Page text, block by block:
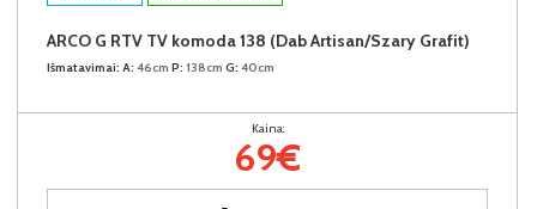
ARCO G RTV TV komoda 138 (Dab Artisan/Szary Grafit)
Išmatavimai: A: 46cm P: 138cm G: 40cm
Kaina:
69€